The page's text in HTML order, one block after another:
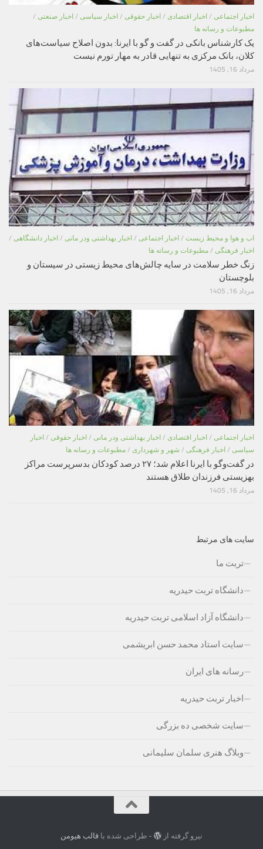
اخبار اجتماعی / اخبار اقتصادی / اخبار حقوقی / اخبار سیاسی / اخبار صنعتی /
مطبوعات و رسانه ها
یک کارشناس بانکی در گفت و گو با ایرنا: بدون اصلاح سیاست‌های
کلان، بانک مرکزی به تنهایی قادر به مهار تورم نیست
مرداد 16, 1405
اب و هوا و محیط زیست / اخبار اجتماعی / اخبار بهداشتی ودر مانی / اخبار دانشگاهی /
اخبار فرهنگی / مطبوعات و رسانه ها
زنگ خطر سلامت در سایه چالش‌های محیط زیستی در سیستان و
بلوچستان
مرداد 16, 1405
اخبار اجتماعی / اخبار اقتصادی / اخبار بهداشتی ودر مانی / اخبار حقوقی / اخبار
سیاسی / اخبار فرهنگی / شهر و شهرداری / مطبوعات و رسانه ها
در گفت‌وگو با ایرنا اعلام شد؛ ۲۷ درصد کودکان بدسرپرست مراکز
بهزیستی فرزندان طلاق هستند
مرداد 16, 1405
سایت های مرتبط
تربت ما
دانشگاه تربت حیدریه
دانشگاه آزاد اسلامی تربت حیدریه
سایت استاد محمد حسن ابریشمی
رسانه های ایران
اخبار تربت حیدریه
سایت شخصی ده بزرگی
وبلاگ هنری سلمان سلیمانی
نیرو گرفته از - طراحی شده باقالب هیومن